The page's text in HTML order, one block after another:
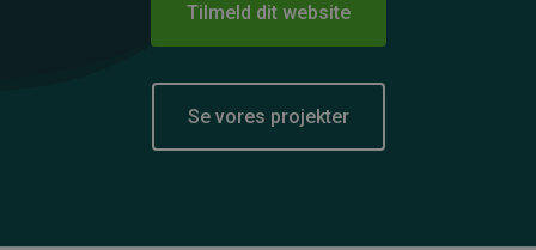
Tilmeld dit website
Se vores projekter